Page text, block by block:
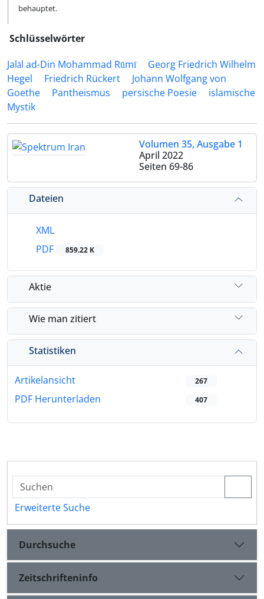
behauptet.
Schlüsselwörter
Jalāl ad-Din Mohammad Rūmī
Georg Friedrich Wilhelm
Hegel
Friedrich Rückert
Johann Wolfgang von
Goethe
Pantheismus persische Poesie
islamische
Mystik
Volumen 35, Ausgabe 1
April 2022
Seiten 69-86
Dateien
XML
PDF
859.22 K
Aktie
Wie man zitiert
Statistiken
Artikelansicht 267
PDF Herunterladen 407
Erweiterte Suche
Durchsuche
Zeitschrifteninfo